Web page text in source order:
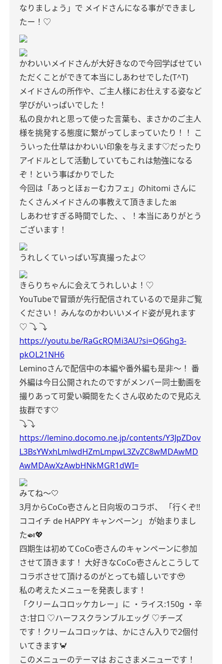
なりましょう」で メイドさんになる事ができまし
たー！♡
かわいいメイドさんが大好きなので今回学ばせてい
ただくことができて本当にしあわせでした(T^T)
メイドさんの所作や、ご主人様にお仕えする姿など
学びがいっぱいでした！
私の良かれと思って使った言葉も、まさかのご主人
様を挑発する態度に繋がってしまっていたり！！ こ
ういった仕草はかわいい印象を与えます♡だったり
アイドルとして活動していてもこれは勉強になる
ぞ！という事ばかりでした
今回は「あっとほぉーむカフェ」のhitomi さんに
たくさんメイドさんの事教えて頂きました🎀
しあわせすぎる時間でした、、！本当にありがとう
ございます！
うれしくていっぱい写真撮ったよ🤍
きらりちゃんに会えてうれしいよ！♡
YouTubeで冒頭が先行配信されているので是非ご覧
ください！ みんなのかわいいメイド姿が見れます
♡ ⤵︎ ⤵︎
https://youtu.be/RaGcRQMi3AU?si=Q6Ghg3-
pkOL21NH6
Leminoさんで配信中の本編や番外編も是非〜！ 番
外編は今日公開されたのですがメンバー同士動画を
撮りあって可愛い瞬間をたくさん収めたので見応え
抜群です🤍
⤵︎⤵︎
https://lemino.docomo.ne.jp/contents/Y3JpZDov
L3BsYWxhLmlwdHZmLmpwL3ZvZC8wMDAwMD
AwMDAwXzAwbHNkMGR1dWI=
みてね〜🤍
3月からCoCo壱さんと日向坂のコラボ、
「行くぞ!!
ココイチ de HAPPY キャンペーン」
が始まりまし
た🍛💖
四期生は初めてCoCo壱さんのキャンペーンに参加
させて頂きます！ 大好きなCoCo壱さんとこうして
コラボさせて頂けるのがとっても嬉しいです🥹
私の考えたメニューを発表します！
「クリームコロッケカレー」に ・ライス:150g ・辛
さ:甘口 ♡ハーフスクランブルエッグ ♡チーズ
です！クリームコロッケは、かにさん入りで2個付
いてきます🦀
このメニューのテーマは おこさまメニューです！